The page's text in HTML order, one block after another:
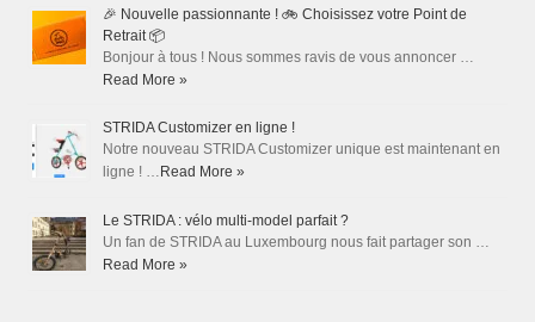
🎉 Nouvelle passionnante ! 🚲 Choisissez votre Point de
Retrait 📦
Bonjour à tous ! Nous sommes ravis de vous annoncer …
Read More »
STRIDA Customizer en ligne !
Notre nouveau STRIDA Customizer unique est maintenant en
ligne ! …Read More »
Le STRIDA : vélo multi-model parfait ?
Un fan de STRIDA au Luxembourg nous fait partager son …
Read More »